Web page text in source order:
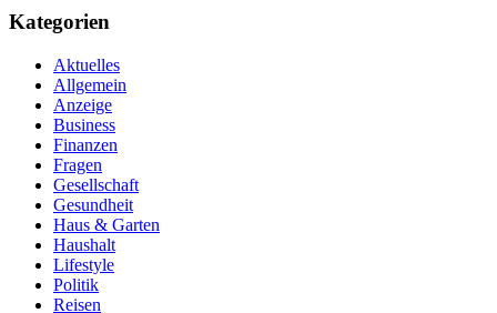
Kategorien
Aktuelles
Allgemein
Anzeige
Business
Finanzen
Fragen
Gesellschaft
Gesundheit
Haus & Garten
Haushalt
Lifestyle
Politik
Reisen